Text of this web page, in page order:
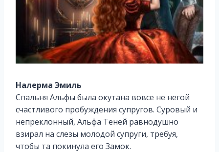
Налерма Эмиль
Спальня Альфы была окутана вовсе не негой
счастливого пробуждения супругов. Суровый и
непреклонный, Альфа Теней равнодушно
взирал на слезы молодой супруги, требуя,
чтобы та покинула его Замок.